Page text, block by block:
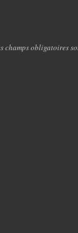
champs obligatoires